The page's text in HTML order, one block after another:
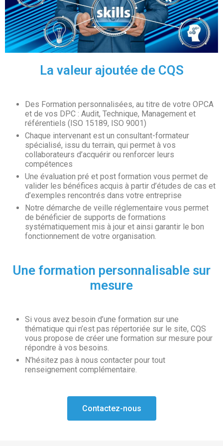
La valeur ajoutée de CQS
Des Formation personnalisées, au titre de votre OPCA
et de vos DPC : Audit, Technique, Management et
référentiels (ISO 15189, ISO 9001)
Chaque intervenant est un consultant-formateur
spécialisé, issu du terrain, qui permet à vos
collaborateurs d’acquérir ou renforcer leurs
compétences
Une évaluation pré et post formation vous permet de
valider les bénéfices acquis à partir d’études de cas et
d’exemples rencontrés dans votre entreprise
Notre démarche de veille réglementaire vous permet
de bénéficier de supports de formations
systématiquement mis à jour et ainsi garantir le bon
fonctionnement de votre organisation.
Une formation personnalisable sur
mesure
Si vous avez besoin d’une formation sur une
thématique qui n’est pas répertoriée sur le site, CQS
vous propose de créer une formation sur mesure pour
répondre à vos besoins.
N’hésitez pas à nous contacter pour tout
renseignement complémentaire.
Contactez-nous